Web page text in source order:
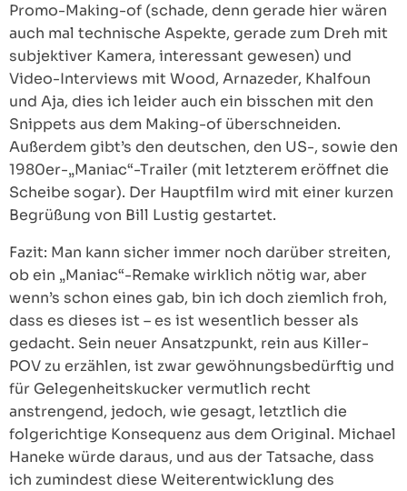
Promo-Making-of (schade, denn gerade hier wären
auch mal technische Aspekte, gerade zum Dreh mit
subjektiver Kamera, interessant gewesen) und
Video-Interviews mit Wood, Arnazeder, Khalfoun
und Aja, dies ich leider auch ein bisschen mit den
Snippets aus dem Making-of überschneiden.
Außerdem gibt’s den deutschen, den US-, sowie den
1980er-„Maniac“-Trailer (mit letzterem eröffnet die
Scheibe sogar). Der Hauptfilm wird mit einer kurzen
Begrüßung von Bill Lustig gestartet.
Fazit: Man kann sicher immer noch darüber streiten,
ob ein „Maniac“-Remake wirklich nötig war, aber
wenn’s schon eines gab, bin ich doch ziemlich froh,
dass es dieses ist – es ist wesentlich besser als
gedacht. Sein neuer Ansatzpunkt, rein aus Killer-
POV zu erzählen, ist zwar gewöhnungsbedürftig und
für Gelegenheitskucker vermutlich recht
anstrengend, jedoch, wie gesagt, letztlich die
folgerichtige Konsequenz aus dem Original. Michael
Haneke würde daraus, und aus der Tatsache, dass
ich zumindest diese Weiterentwicklung des